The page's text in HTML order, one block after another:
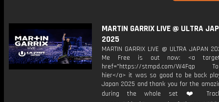
MARTIN GARRIX LIVE @ ULTRA
2025
MARTIN GARRIX LIVE @ ULTRA JAPAN
Me Free is out now: <a
href="https://stmpd.com/W4Fqp
hier</a> it was so good to be back
Japan 2025 and thank you for the
during the whole set ❤️